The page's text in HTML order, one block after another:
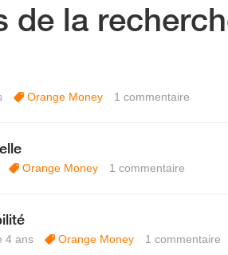
de la
Orange Money 1 commentaire
Orange Money 1 commentaire
4 ans Orange Money 1 commentaire